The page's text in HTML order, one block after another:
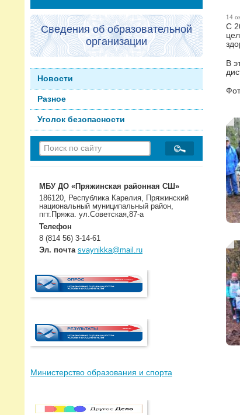
Сведения об образовательной
организации
Новости
Разное
Уголок безопасности
МБУ ДО «Пряжинская районная СШ»
186120, Республика Карелия, Пряжинский
национальный муниципальный район,
пгт.Пряжа. ул.Советская,87-а
Телефон
8 (814 56) 3-14-61
Эл. почта svaynikka@mail.ru
Министерство образования и спорта
14
С
В